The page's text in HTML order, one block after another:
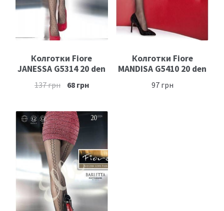
Колготки Fiore
JANESSA G5314 20 den
137грн 68грн
Колготки Fiore
MANDISA G5410 20 den
97грн